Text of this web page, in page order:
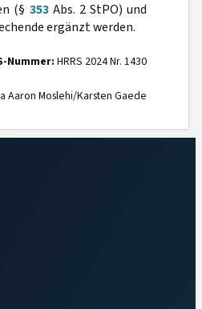
(§ 353Abs. 2 StPO) und
ergänzt werden.
Nummer: HRRS 2024 Nr. 1430
Aaron Moslehi/Karsten Gaede